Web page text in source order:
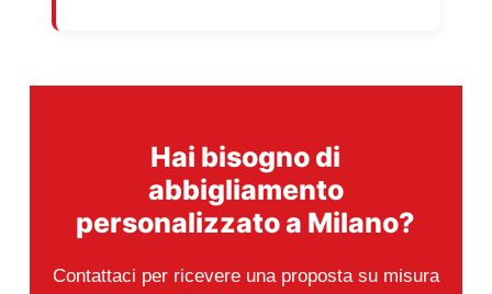
Hai bisogno di
abbigliamento
personalizzato a Milano?
Contattaci per ricevere una proposta su misura